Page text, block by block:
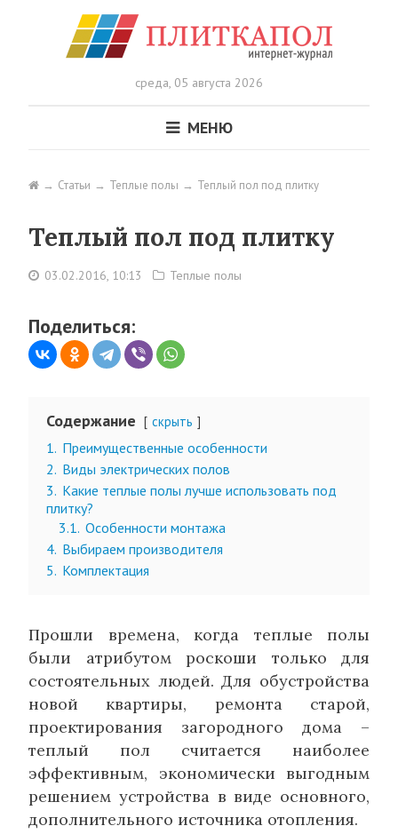
среда, 05 августа 2026
МЕНЮ
Статьи Теплые полы Теплый пол под плитку
Теплый пол под плитку
03.02.2016, 10:13 Теплые полы
Поделиться:
Содержание скрыть
1. Преимущественные особенности
2. Виды электрических полов
3. Какие теплые полы лучше использовать под
плитку?
3.1. Особенности монтажа
4. Выбираем производителя
5. Комплектация
Прошли времена, когда теплые полы
были атрибутом роскоши только для
состоятельных людей. Для обустройства
новой квартиры, ремонта старой,
проектирования загородного дома –
теплый пол считается наиболее
эффективным, экономически выгодным
решением устройства в виде основного,
дополнительного источника отопления.